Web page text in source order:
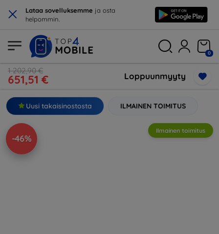
× Lataa sovelluksemme ja osta
helpommin.
0
1 202,90 €
651,51 € Loppuunmyyty
Uusi takaisinostosta ILMAINEN TOIMITUS
-46%
Ilmainen toimitus